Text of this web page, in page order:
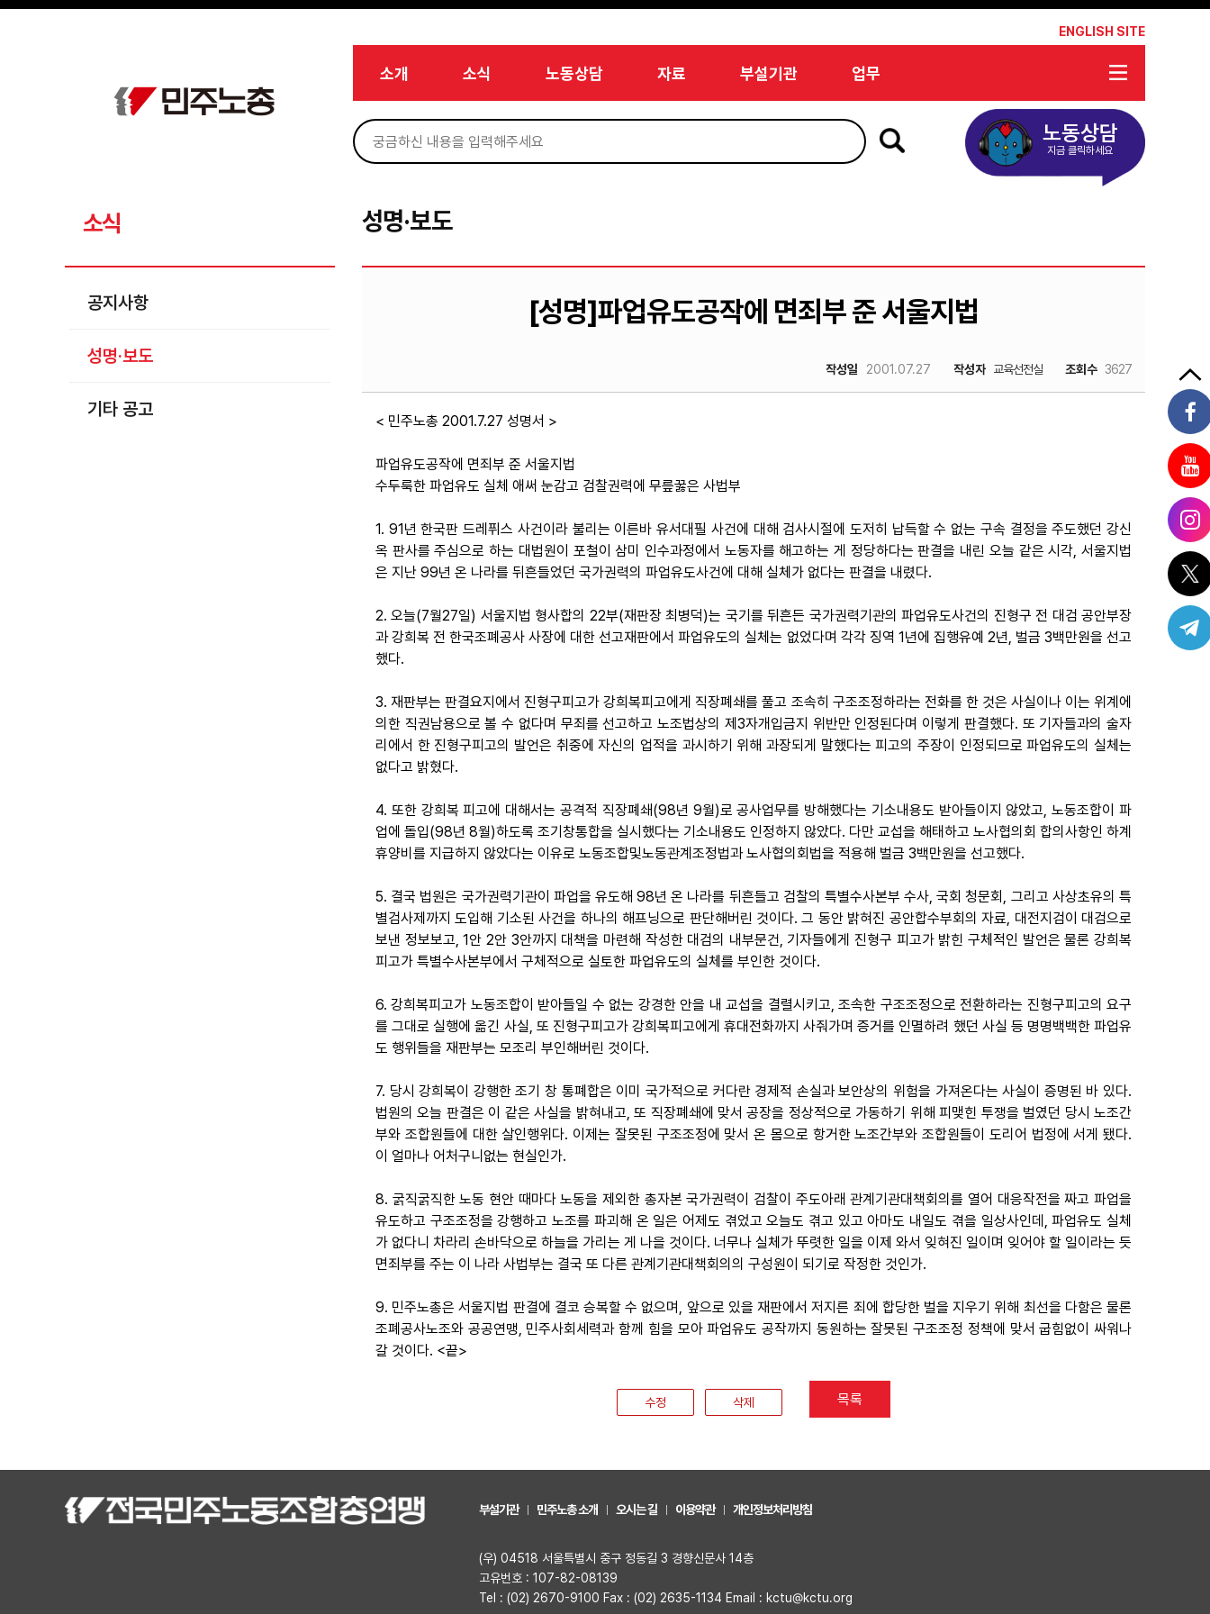
메뉴 건너뛰기
ENGLISH SITE
소개 소식 노동상담 자료 부설기관 업무
노동상담
지금 클릭하세요
소식
공지사항
성명·보도
기타 공고
성명·보도
[성명]파업유도공작에 면죄부 준 서울지법
작성일 2001.07.27 작성자 교육선전실 조회수 3627
< 민주노총 2001.7.27 성명서 >
파업유도공작에 면죄부 준 서울지법
수두룩한 파업유도 실체 애써 눈감고 검찰권력에 무릎꿇은 사법부
1. 91년 한국판 드레퓌스 사건이라 불리는 이른바 유서대필 사건에 대해 검사시절에 도저히 납득할 수 없는 구속 결정을 주도했던 강신
옥 판사를 주심으로 하는 대법원이 포철이 삼미 인수과정에서 노동자를 해고하는 게 정당하다는 판결을 내린 오늘 같은 시각, 서울지법
은 지난 99년 온 나라를 뒤흔들었던 국가권력의 파업유도사건에 대해 실체가 없다는 판결을 내렸다.
2. 오늘(7월27일) 서울지법 형사합의 22부(재판장 최병덕)는 국기를 뒤흔든 국가권력기관의 파업유도사건의 진형구 전 대검 공안부장
과 강희복 전 한국조폐공사 사장에 대한 선고재판에서 파업유도의 실체는 없었다며 각각 징역 1년에 집행유예 2년, 벌금 3백만원을 선고
했다.
3. 재판부는 판결요지에서 진형구피고가 강희복피고에게 직장폐쇄를 풀고 조속히 구조조정하라는 전화를 한 것은 사실이나 이는 위계에
의한 직권남용으로 볼 수 없다며 무죄를 선고하고 노조법상의 제3자개입금지 위반만 인정된다며 이렇게 판결했다. 또 기자들과의 술자
리에서 한 진형구피고의 발언은 취중에 자신의 업적을 과시하기 위해 과장되게 말했다는 피고의 주장이 인정되므로 파업유도의 실체는
없다고 밝혔다.
4. 또한 강희복 피고에 대해서는 공격적 직장폐쇄(98년 9월)로 공사업무를 방해했다는 기소내용도 받아들이지 않았고, 노동조합이 파
업에 돌입(98년 8월)하도록 조기창통합을 실시했다는 기소내용도 인정하지 않았다. 다만 교섭을 해태하고 노사협의회 합의사항인 하계
휴양비를 지급하지 않았다는 이유로 노동조합및노동관계조정법과 노사협의회법을 적용해 벌금 3백만원을 선고했다.
5. 결국 법원은 국가권력기관이 파업을 유도해 98년 온 나라를 뒤흔들고 검찰의 특별수사본부 수사, 국회 청문회, 그리고 사상초유의 특
별검사제까지 도입해 기소된 사건을 하나의 해프닝으로 판단해버린 것이다. 그 동안 밝혀진 공안합수부회의 자료, 대전지검이 대검으로
보낸 정보보고, 1안 2안 3안까지 대책을 마련해 작성한 대검의 내부문건, 기자들에게 진형구 피고가 밝힌 구체적인 발언은 물론 강희복
피고가 특별수사본부에서 구체적으로 실토한 파업유도의 실체를 부인한 것이다.
6. 강희복피고가 노동조합이 받아들일 수 없는 강경한 안을 내 교섭을 결렬시키고, 조속한 구조조정으로 전환하라는 진형구피고의 요구
를 그대로 실행에 옮긴 사실, 또 진형구피고가 강희복피고에게 휴대전화까지 사줘가며 증거를 인멸하려 했던 사실 등 명명백백한 파업유
도 행위들을 재판부는 모조리 부인해버린 것이다.
7. 당시 강희복이 강행한 조기 창 통폐합은 이미 국가적으로 커다란 경제적 손실과 보안상의 위험을 가져온다는 사실이 증명된 바 있다.
법원의 오늘 판결은 이 같은 사실을 밝혀내고, 또 직장폐쇄에 맞서 공장을 정상적으로 가동하기 위해 피맺힌 투쟁을 벌였던 당시 노조간
부와 조합원들에 대한 살인행위다. 이제는 잘못된 구조조정에 맞서 온 몸으로 항거한 노조간부와 조합원들이 도리어 법정에 서게 됐다.
이 얼마나 어처구니없는 현실인가.
8. 굵직굵직한 노동 현안 때마다 노동을 제외한 총자본 국가권력이 검찰이 주도아래 관계기관대책회의를 열어 대응작전을 짜고 파업을
유도하고 구조조정을 강행하고 노조를 파괴해 온 일은 어제도 겪었고 오늘도 겪고 있고 아마도 내일도 겪을 일상사인데, 파업유도 실체
가 없다니 차라리 손바닥으로 하늘을 가리는 게 나을 것이다. 너무나 실체가 뚜렷한 일을 이제 와서 잊혀진 일이며 잊어야 할 일이라는 듯
면죄부를 주는 이 나라 사법부는 결국 또 다른 관계기관대책회의의 구성원이 되기로 작정한 것인가.
9. 민주노총은 서울지법 판결에 결코 승복할 수 없으며, 앞으로 있을 재판에서 저지른 죄에 합당한 벌을 지우기 위해 최선을 다함은 물론
조폐공사노조와 공공연맹, 민주사회세력과 함께 힘을 모아 파업유도 공작까지 동원하는 잘못된 구조조정 정책에 맞서 굽힘없이 싸워나
갈 것이다. <끝>
수정 삭제 목록
부설기관 민주노총 소개 오시는 길 이용약관 개인정보처리방침
(우) 04518 서울특별시 중구 정동길 3 경향신문사 14층
고유번호 : 107-82-08139
Tel : (02) 2670-9100 Fax : (02) 2635-1134 Email : kctu@kctu.org
Sketchbook5, 스케치북5
Sketchbook5, 스케치북5